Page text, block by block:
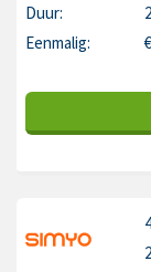
Duur:
Eenmalig:
€